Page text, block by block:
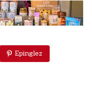
Epinglez